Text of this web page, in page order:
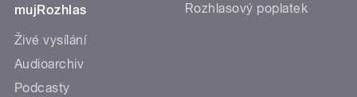
mujRozhlas
Živé vysílání
Audioarchiv
Podcasty
Rozhlasový poplatek